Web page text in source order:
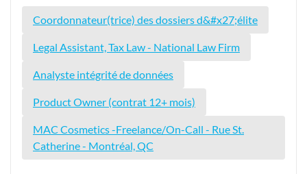
Coordonnateur(trice) des dossiers d&#x27;élite
Legal Assistant, Tax Law - National Law Firm
Analyste intégrité de données
Product Owner (contrat 12+ mois)
MAC Cosmetics -Freelance/On-Call - Rue St.
Catherine - Montréal, QC